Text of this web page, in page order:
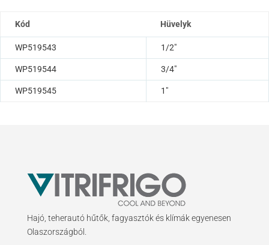
Kód Hüvelyk
WP519543 1/2″
WP519544 3/4″
WP519545 1″
Hajó, teherautó hűtők, fagyasztók és klímák egyenesen
Olaszországból.